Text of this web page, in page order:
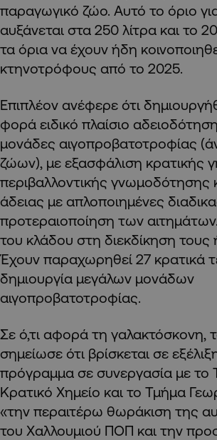
παραγωγικό ζώο. Αυτό το όριο
αυξάνεται στα 250 λίτρα και το
τα όρια να έχουν ήδη
κτηνοτρόφους από το 2025.
Επιπλέον ανέφερε ότι
φορά ειδικό πλαίσιο
μονάδες αιγοπροβατοτροφίας
ζώων), με εξασφάλιση κρατικής
περιβαλλοντικής γνωμοδότησης
άδειας με απλοποιημένες
προτεραιοποίηση των
του κλάδου στη διεκδίκηση τους
Έχουν παραχωρηθεί 27 κρατικά
δημιουργία μεγάλων μονάδων
αιγοπροβατοτροφίας.
Σε ό,τι αφορά τη γαλακτόσκονη,
σημείωσε ότι βρίσκεται σε
πρόγραμμα σε συνεργασία με το
Κρατικό Χημείο και το Τμήμα
«την περαιτέρω θωράκιση της
του Χαλλουμιού ΠΟΠ και την